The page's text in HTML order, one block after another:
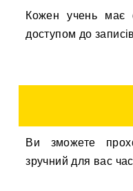
Кожен учень має
доступом до
Ви зможете
зручний для вас